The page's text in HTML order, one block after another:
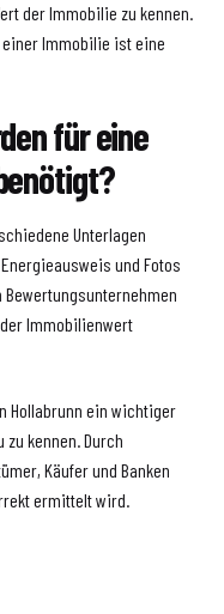
der Immobilie zu kennen.
einer Immobilie ist eine
für eine
Unterlagen
und Fotos
Immobilienwert
Hollabrunn ein wichtiger
kennen. Durch
Käufer und Banken
ermittelt wird.